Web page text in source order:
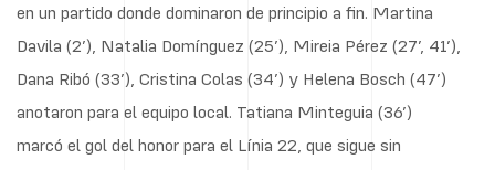
en un partido donde dominaron de principio a fin. Martina
Davila (2’), Natalia Domínguez (25’), Mireia Pérez (27’, 41’),
Dana Ribó (33’), Cristina Colas (34’) y Helena Bosch (47’)
anotaron para el equipo local. Tatiana Minteguia (36’)
marcó el gol del honor para el Línia 22, que sigue sin